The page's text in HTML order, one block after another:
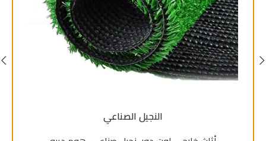
النجيل الصناعي